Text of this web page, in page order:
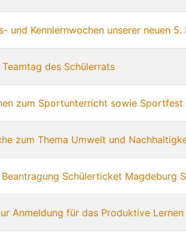
und Kennlernwochen unserer neuen 5.
des Schülerrats
zum Sportunterricht sowie
zum Thema Umwelt und
Beantragung Schülerticket Magdeburg
Anmeldung für das Produktive Lernen